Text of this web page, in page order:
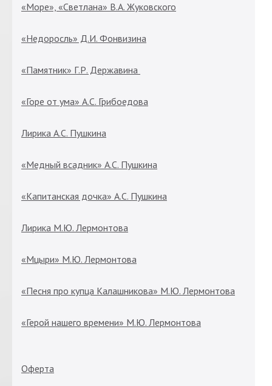
«Море», «Светлана» В.А. Жуковского
«Недоросль» Д.И. Фонвизина
«Памятник» Г.Р. Державина
«Горе от ума» А.С. Грибоедова
Лирика А.С. Пушкина
«Медный всадник» А.С. Пушкина
«Капитанская дочка» А.С. Пушкина
Лирика М.Ю. Лермонтова
«Мцыри» М.Ю. Лермонтова
«Песня про купца Калашникова» М.Ю. Лермонтова
«Герой нашего времени» М.Ю. Лермонтова
Оферта